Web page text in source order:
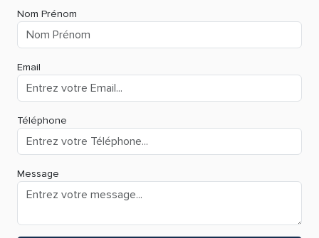
Nom Prénom
Email
Téléphone
Message